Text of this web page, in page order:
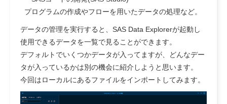
プログラムの作成やフローを用いたデータの処理など。
データの管理を実行すると、SAS Data Explorerが起動し
使用できるデータを一覧で見ることができます。
デフォルトでいくつかデータが入ってますが、どんなデー
タが入っているかは別の機会に紹介しようと思います。
今回はローカルにあるファイルをインポートしてみます。